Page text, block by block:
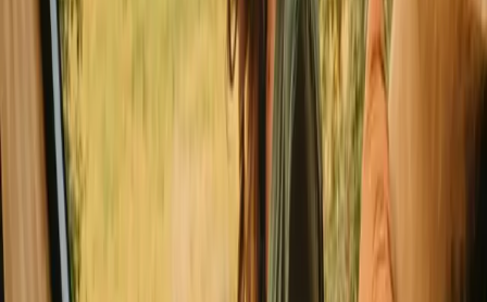
Hytter i Spania
Hytter i Frankrike
Bra å vite før du bestiller hytte
opphold i Fjord.
Når du planlegger ditt opphold, vær oppmerksom på
transportmuligheter og tilgjengelighet til hyttene. Respekter lokale
regler for naturen og vær oppmerksom på at det kan være strenge
brannregler. Husk å pakke nødvendigheter for utendørsaktiviteter,
og utforsk lokale spisesteder for en smakfull opplevelse.
Finn steder som passer din måte å
oppleve naturen på